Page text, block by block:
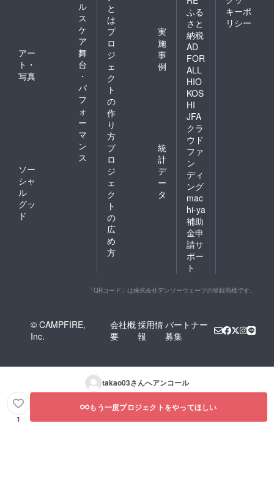
ル
ス
ケ
ア
アー
ト・
写真
舞
台
・
パ
フ
ォ
ー
マ
ン
ス
ソー
シャ
ル
グッ
ド
と
は
プ
ロ
ジ
ェ
ク
ト
の
作
り
方
実
施
事
例
プ
ロ
ジ
ェ
ク
ト
の
広
め
方
統
計
デ
ー
タ
ふる
さと
納税
AD
FOR
ALL
HIO
KOS
HI
JFA
クラ
ウド
ファ
ン
ディ
ング
mac
hi-ya
補助
金申
請サ
ポー
ト
キーポ
リシー
「QRコード」は株式会社デンソーウェーブの登録商標です。
© CAMPFIRE,
Inc.
会社概
要
採用情
報
パートナー
募集
takao03さんへアンコール
1
もう一度プロジェクトをやってほしい